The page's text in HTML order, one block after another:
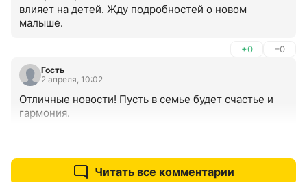
влияет на детей. Жду подробностей о новом
малыше.
+0 –0
Гость
2 апреля, 10:02
Отличные новости! Пусть в семье будет счастье и
гармония.
Читать все комментарии